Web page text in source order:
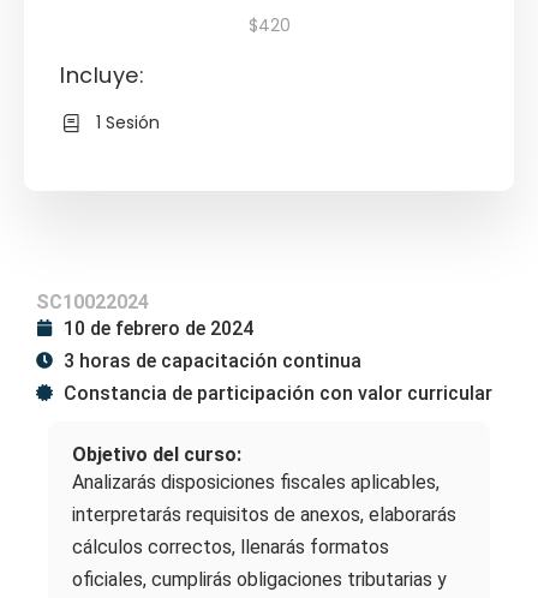
SC10022024
10 de febrero de 2024
3 horas de capacitación continua
Constancia de participación con valor curricular
Objetivo del curso:
Analizarás disposiciones fiscales aplicables,
interpretarás requisitos de anexos, elaborarás
cálculos correctos, llenarás formatos
oficiales, cumplirás obligaciones tributarias y
$420
Incluye:
1 Sesión